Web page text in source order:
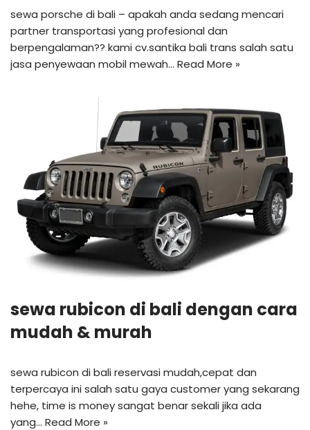
sewa porsche di bali – apakah anda sedang mencari
partner transportasi yang profesional dan
berpengalaman?? kami cv.santika bali trans salah satu
jasa penyewaan mobil mewah… Read More »
sewa rubicon di bali dengan cara
mudah & murah
sewa rubicon di bali reservasi mudah,cepat dan
terpercaya ini salah satu gaya customer yang sekarang
hehe, time is money sangat benar sekali jika ada
yang… Read More »